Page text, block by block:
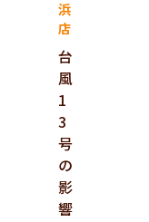
浜
店
台
風
1
3
号
の
影
響